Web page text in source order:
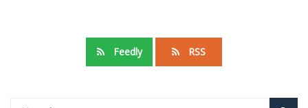
Feedly RSS